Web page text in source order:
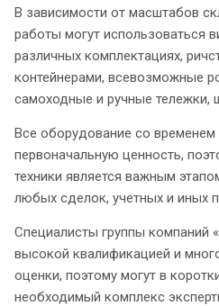
В зависимости от масштабов
работы могут использоваться
различных комплектациях,
контейнерами, всевозможные
самоходные и ручные тележки,
Все оборудование со временем
первоначальную ценность,
техники является важным
любых сделок, учетных и иных
Специалисты группы компаний
высокой квалификацией и
оценки, поэтому могут в
необходимый комплекс